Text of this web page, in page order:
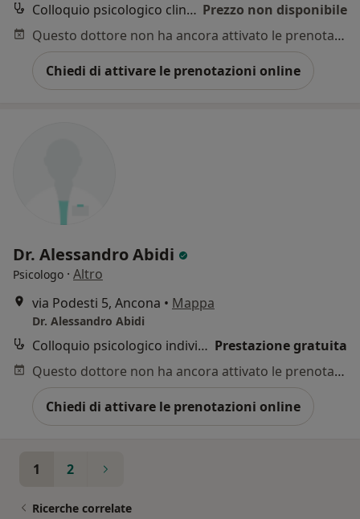
Colloquio psicologico clinico Prezzo non disponibile
Questo dottore non ha ancora attivato le prenotazioni online presso questo indirizzo.
Chiedi di attivare le prenotazioni online
Dr. Alessandro Abidi
Psicologo · Altro
via Podesti 5, Ancona • Mappa
Dr. Alessandro Abidi
Colloquio psicologico individuale Prestazione gratuita
Questo dottore non ha ancora attivato le prenotazioni online presso questo indirizzo.
Chiedi di attivare le prenotazioni online
1 2
Ricerche correlate